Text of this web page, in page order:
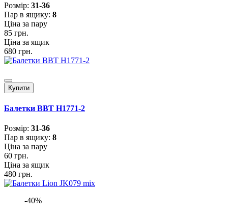
Розмiр: 31-36
Пар в ящику: 8
Ціна за пару
85 грн.
Ціна за ящик
680 грн.
Купити
Балетки BBT H1771-2
Розмiр: 31-36
Пар в ящику: 8
Ціна за пару
60 грн.
Ціна за ящик
480 грн.
-40%